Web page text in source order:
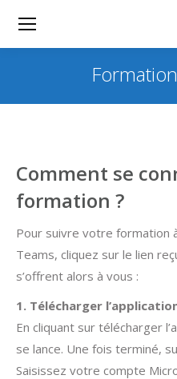
Comment se
formation ?
Pour suivre votre formation
Teams, cliquez sur le lien
s’offrent alors à vous :
1. Télécharger
En cliquant sur télécharger
se lance. Une fois terminé,
Saisissez votre compte